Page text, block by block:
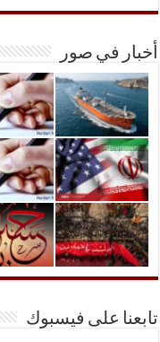
أخبار في صور
تابعنا على فيسبوك